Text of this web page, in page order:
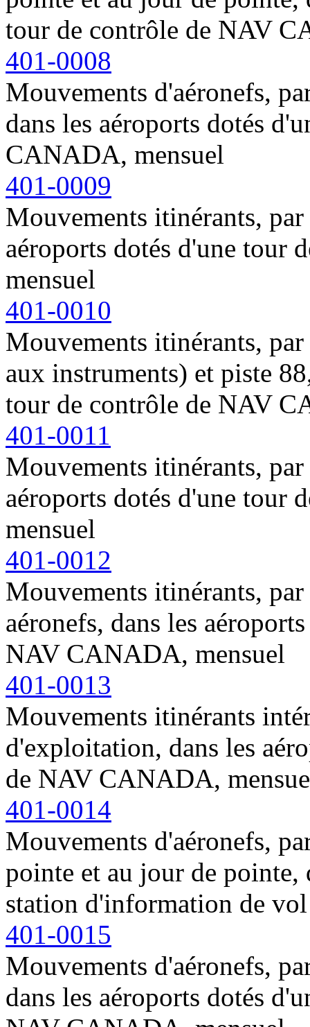
tour de contrôle de NAV
401-0008
Mouvements d'aéronefs,
dans les aéroports dotés
CANADA, mensuel
401-0009
Mouvements itinérants,
aéroports dotés d'une tour
mensuel
401-0010
Mouvements itinérants,
aux instruments) et piste
tour de contrôle de NAV
401-0011
Mouvements itinérants,
aéroports dotés d'une tour
mensuel
401-0012
Mouvements itinérants,
aéronefs, dans les
NAV CANADA, mensuel
401-0013
Mouvements itinérants
d'exploitation, dans les
de NAV CANADA,
401-0014
Mouvements d'aéronefs,
pointe et au jour de pointe,
station d'information de
401-0015
Mouvements d'aéronefs,
dans les aéroports dotés